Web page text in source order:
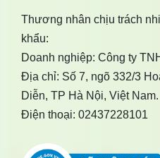
Thương nhân chịu trách
khẩu:
Doanh nghiệp: Công ty
Địa chỉ: Số 7, ngõ 332/3
Diễn, TP Hà Nội, Việt Nam.
Điện thoại: 02437228101